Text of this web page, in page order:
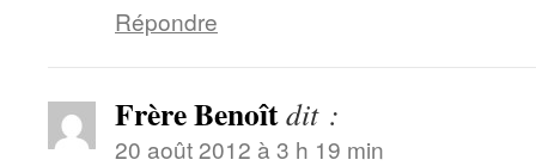
Répondre
Frère Benoîtdit :
20 août 2012 à 3 h 19 min